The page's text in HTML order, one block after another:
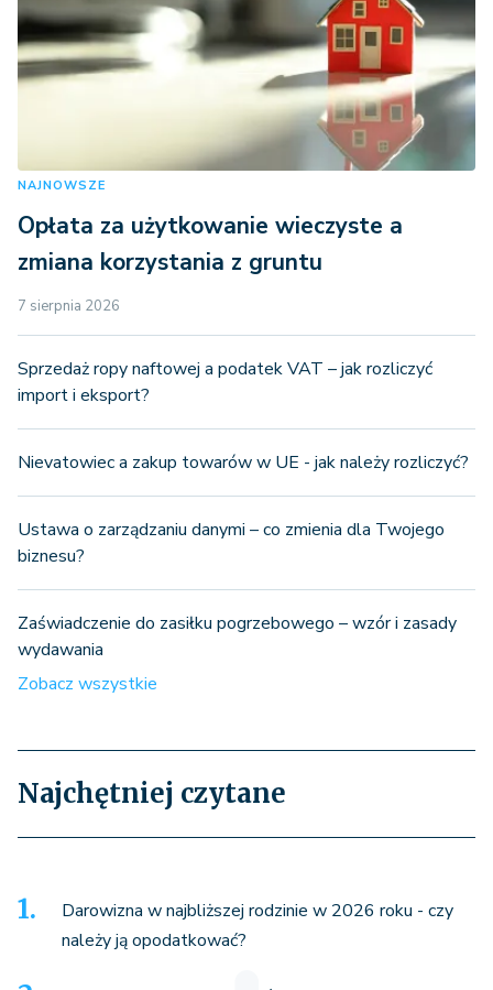
NAJNOWSZE
Opłata za użytkowanie wieczyste a
zmiana korzystania z gruntu
7 sierpnia 2026
Sprzedaż ropy naftowej a podatek VAT – jak rozliczyć
import i eksport?
Nievatowiec a zakup towarów w UE - jak należy rozliczyć?
Ustawa o zarządzaniu danymi – co zmienia dla Twojego
biznesu?
Zaświadczenie do zasiłku pogrzebowego – wzór i zasady
wydawania
Zobacz wszystkie
Najchętniej czytane
Darowizna w najbliższej rodzinie w 2026 roku - czy
należy ją opodatkować?